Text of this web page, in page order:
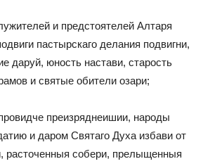
и предстоятелей Алтаря
пастырскаго делания подвигни,
даруй, юность настави, старость
и святые обители озари;
преизряднеишии, народы
и даром Святаго Духа избави от
расточенныя собери, прелыщенныя